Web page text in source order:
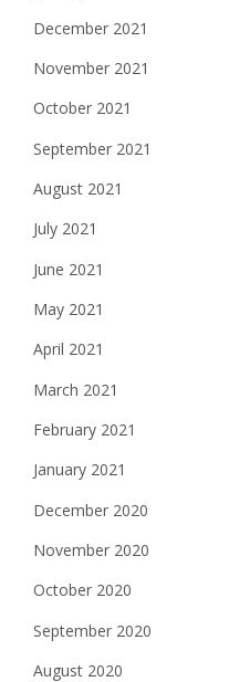
December 2021
November 2021
October 2021
September 2021
August 2021
July 2021
June 2021
May 2021
April 2021
March 2021
February 2021
January 2021
December 2020
November 2020
October 2020
September 2020
August 2020